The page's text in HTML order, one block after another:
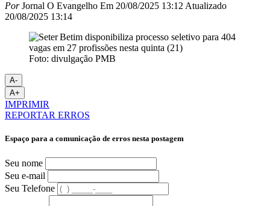
PorJornal O Evangelho Em 20/08/2025 13:12 Atualizado
20/08/2025 13:14
Foto: divulgação PMB
A-
A+
IMPRIMIR
REPORTAR ERROS
Espaço para a comunicação de erros nesta postagem
Seu nome
Seu e-mail
Seu Telefone